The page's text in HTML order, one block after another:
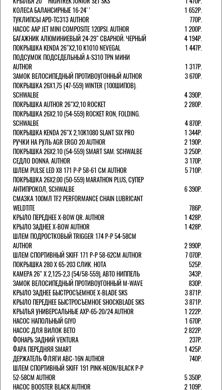
КОЛЕСА БАЛАНСИРНЫЕ 16-24''
1 652Р.
ТУКЛИПСЫ APD-TC313 AUTHOR
770Р.
НАСОС AAP JET MINI COMPOSITE 120PSI. AUTHOR
1 200Р.
БАГАЖНИК АЛЮМИНИЕВЫЙ 24-29" СВАРНОЙ. ЧЕРНЫЙ
4 194Р.
ПОКРЫШКА KENDA 26"Х2,10 K1010 NEVEGAL
1 447Р.
ПОДСУМОК ПОДСЕДЕЛЬНЫЙ A-S310 TPN МИНИ
AUTHOR
1 317Р.
ЗАМОК ВЕЛОСИПЕДНЫЙ ПРОТИВОУГОННЫЙ AUTHOR
3 670Р.
ПОКРЫШКА 26X1,75 (47-559) WINTER (100ШИПОВ).
SCHWALBE
4 390Р.
ПОКРЫШКА AUTHOR 26"Х2,10 ROCKET
2 280Р.
ПОКРЫШКА 26X2.10 (54-559) ROCKET RON, FOLDING.
SCHWALBE
4 870Р.
ПОКРЫШКА KENDA 26"Х 2,10K1080 SLANT SIX PRO
1 344Р.
РУЧКИ НА РУЛЬ AGR ERGO 20 AUTHOR
2 190Р.
ПОКРЫШКА 26X2.10 (54-559) SMART SAM. SCHWALBE
3 250Р.
СЕДЛО DONNA. AUTHOR
3 170Р.
ШЛЕМ PULSE LED X8 171 Р-Р 58-61 СМ AUTHOR
5 710Р.
ПОКРЫШКА 26X2.00 (50-559) MARATHON PLUS, СУПЕР
АНТИПРОКОЛ, SCHWALBE
6 390Р.
СМАЗКА 100МЛ TF2 PERFORMANCE CHAIN LUBRICANT
WELDTITE
786Р.
КРЫЛО ПЕРЕДНЕЕ X-BOW QR. AUTHOR
1 428Р.
КРЫЛО ЗАДНЕЕ X-BOW AUTHOR
1 428Р.
ШЛЕМ ПОДРОСТКОВЫЙ TRIGGER 174 Р-Р 54-58СМ
AUTHOR
2 990Р.
ШЛЕМ СПОРТИВНЫЙ SKIFF 171 Р-Р 58-62СМ AUTHOR
7 070Р.
ПОКРЫШКА 280 X 65-203 СЛИК. HOTA
525Р.
КАМЕРА 26" X 2,125-2,3 (54/58-559), АВТО НИППЕЛЬ
343Р.
ЗАМОК ВЕЛОСИПЕДНЫЙ ПРОТИВОУГОННЫЙ M-WAVE
830Р.
КРЫЛО ЗАДНЕЕ БЫСТРОСЪЕМНОЕ X-BLADE SKS
3 871Р.
КРЫЛО ПЕРЕДНЕЕ БЫСТРОСЪЕМНОЕ SHOCKBLADE SKS
3 871Р.
КРЫЛЬЯ УНИВЕРСАЛЬНЫЕ AXP-65-20/24 AUTHOR
1 222Р.
НАСОС НАПОЛЬНЫЙ GIYO
1 670Р.
НАСОС ДЛЯ ВИЛОК ВЕТО
2 822Р.
ФОНАРЬ ЗАДНИЙ VENTURA
237Р.
ФАРА ПЕРЕДНЯЯ SMART
1 425Р.
ДЕРЖАТЕЛЬ ФЛЯГИ ABC-16N AUTHOR
740Р.
ШЛЕМ СПОРТИВНЫЙ SKIFF 191 PINK-NEON/BLACK Р-Р
52-58СМ AUTHOR
5 350Р.
НАСОС BOOSTER BLACK AUTHOR
2 109Р.